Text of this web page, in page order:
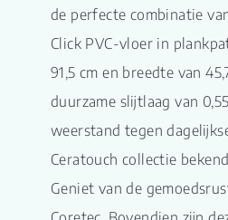
de perfecte combinatie
Click PVC-vloer in
91,5 cm en breedte van
duurzame slijtlaag van
weerstand tegen
Ceratouch collectie
Geniet van de